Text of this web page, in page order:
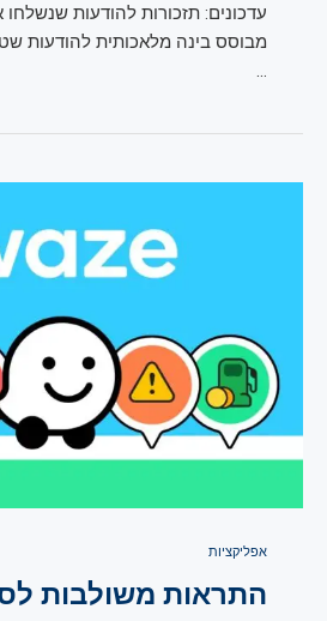
עדכונים: תזכורות להודעות שנשלחו
מבוסס בינה מלאכותית להודעות
…
אפליקציות
התראות משולבות